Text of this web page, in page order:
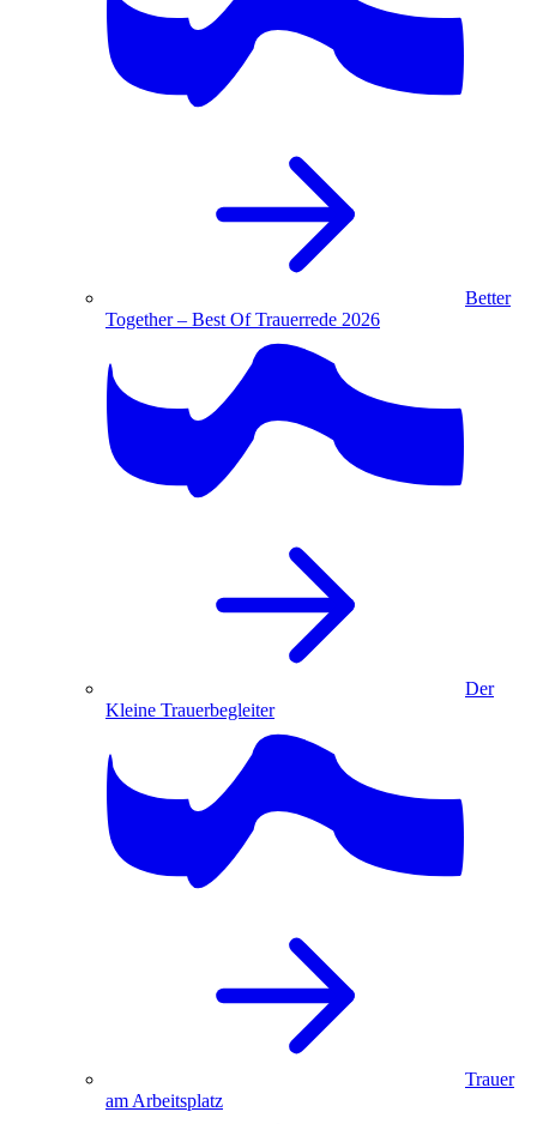
Better
Together – Best Of Trauerrede 2026
Der
Kleine Trauerbegleiter
Trauer
am Arbeitsplatz